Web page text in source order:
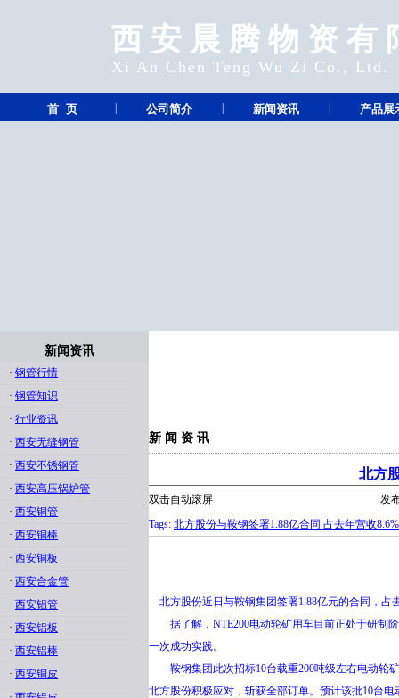
西安晨腾物资有
Xi An Chen Teng Wu Zi Co., Ltd.
首 页 公司简介 新闻资讯 产品展
新闻资讯
· 钢管行情
· 钢管知识
· 行业资讯
· 西安无缝钢管
· 西安不锈钢管
· 西安高压锅炉管
· 西安铜管
· 西安铜棒
· 西安铜板
· 西安合金管
· 西安铝管
· 西安铝板
· 西安铝棒
· 西安铜皮
新 闻 资 讯
北方
双击自动滚屏
发
Tags: 北方股份与鞍钢签署1.88亿合同 占去年营收8.6%
北方股份近日与鞍钢集团签署1.88亿元的合同，占
据了解，NTE200电动轮矿用车目前正处于研制阶
一次成功实践。
鞍钢集团此次招标10台载重200吨级左右电动轮
北方股份积极应对，斩获全部订单。预计该批10台